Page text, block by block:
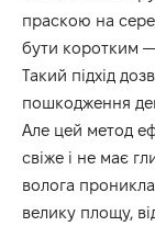
праскою на
бути коротким —
Такий підхід
пошкодження
Але цей метод
свіже і не має
волога
велику площу,